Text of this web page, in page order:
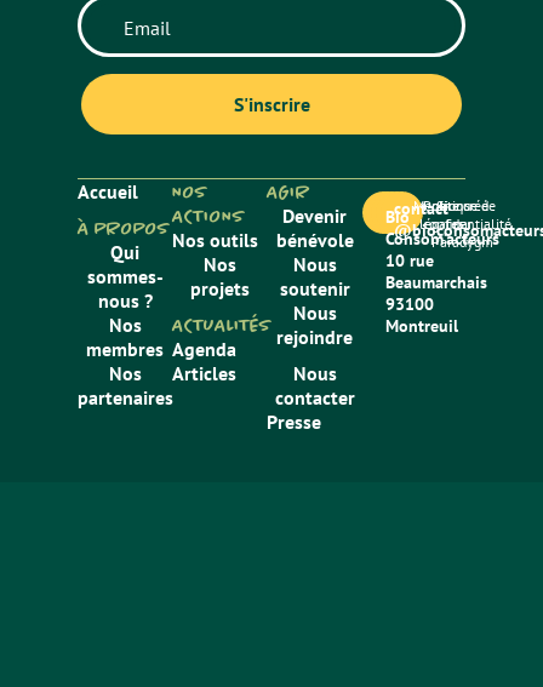
Accueil
À PROPOS
Qui
sommes-
nous ?
Nos
membres
Nos
partenaires
NOS
ACTIONS
Nos outils
Nos
projets
ACTUALITÉS
Agenda
Articles
AGIR
Devenir
bénévole
Nous
soutenir
Nous
rejoindre
Nous
contacter
Presse
Bio
Consom’acteurs
10 rue
Beaumarchais
93100
Montreuil
contact
Mentions
légales
Politique de
confidentialité
Site créé
par
Paradygm